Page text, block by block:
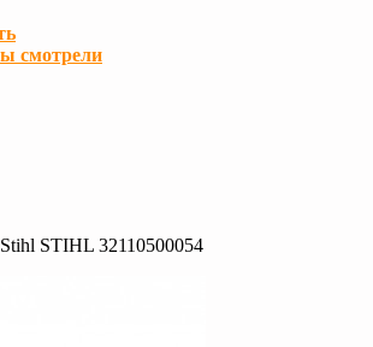
смотрели
STIHL 32110500054